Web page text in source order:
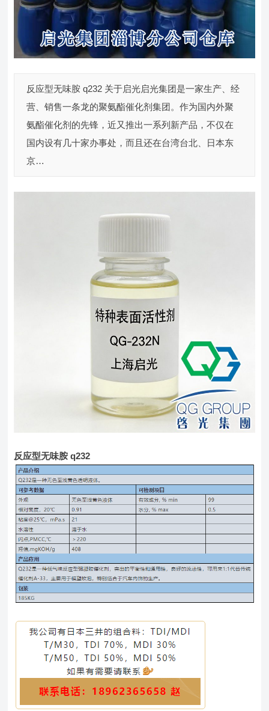
反应型无味胺 q232 关于启光启光集团是一家生产、经
营、销售一条龙的聚氨酯催化剂集团。作为国内外聚
氨酯催化剂的先锋，近又推出一系列新产品，不仅在
国内设有几十家办事处，而且还在台湾台北、日本东
京…
反应型无味胺 q232